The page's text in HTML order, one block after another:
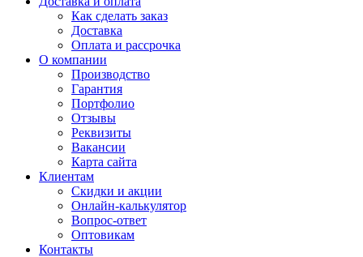
Как сделать заказ
Доставка
Оплата и рассрочка
О компании
Производство
Гарантия
Портфолио
Отзывы
Реквизиты
Вакансии
Карта сайта
Клиентам
Скидки и акции
Онлайн-калькулятор
Вопрос-ответ
Оптовикам
Контакты